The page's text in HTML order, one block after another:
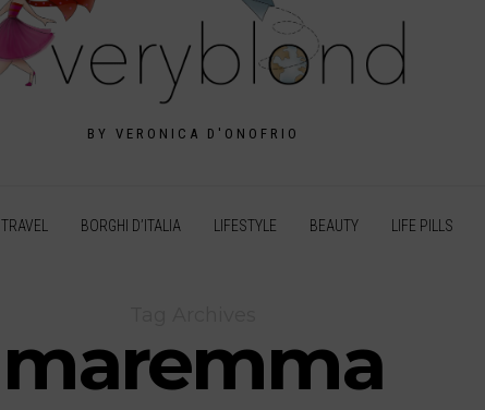
BY VERONICA D'ONOFRIO
TRAVEL BORGHI D’ITALIA LIFESTYLE BEAUTY LIFE PILLS
maremma